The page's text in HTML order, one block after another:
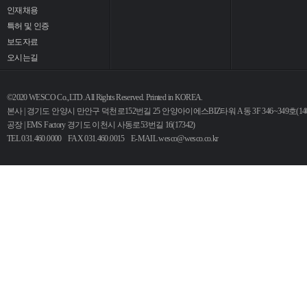
인재채용
특허 및 인증
보도자료
오시는길
©2020 WESCO Co.,LTD. All Rights Reserved. Printed in KOREA.
본사 | 경기도 안양시 만안구 덕천로152번길 25 안양아이에스BIZ타워 A동 3F 346~349호
공장 | EMS Factory 경기도 이천시 사동로53번길 16(17342)
TEL 031.460.0000 FAX 031.460.0015 E-MAILwesco@wesco.co.kr